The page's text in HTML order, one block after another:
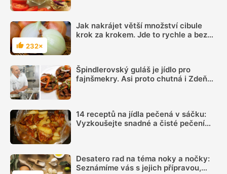
Hodnocení
232×
Jak nakrájet větší množství cibule
krok za krokem. Jde to rychle a bez
Špindlerovský guláš je jídlo pro
fajnšmekry. Asi proto chutná i Zdeňku
14 receptů na jídla pečená v sáčku:
Vyzkoušejte snadné a čisté pečení
Desatero rad na téma noky a nočky:
Seznámíme vás s jejich přípravou,